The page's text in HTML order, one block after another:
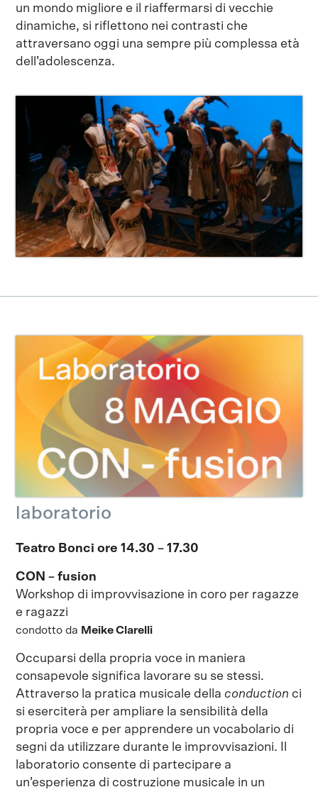
un mondo migliore e il riaffermarsi di vecchie
dinamiche, si riflettono nei contrasti che
attraversano oggi una sempre più complessa età
dell’adolescenza.
laboratorio
Teatro Bonci ore 14.30 – 17.30
CON – fusion
Workshop di improvvisazione in coro per ragazze
e ragazzi
condotto da Meike Clarelli
Occuparsi della propria voce in maniera
consapevole significa lavorare su se stessi.
Attraverso la pratica musicale dellaconduction ci
si eserciterà per ampliare la sensibilità della
propria voce e per apprendere un vocabolario di
segni da utilizzare durante le improvvisazioni. Il
laboratorio consente di partecipare a
un’esperienza di costruzione musicale in un